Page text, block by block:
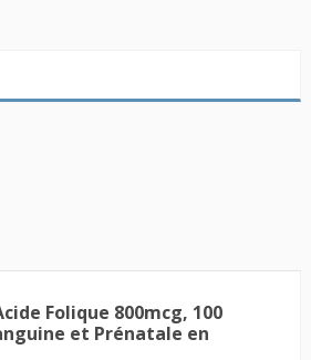
Folique 800mcg, 100
et Prénatale en